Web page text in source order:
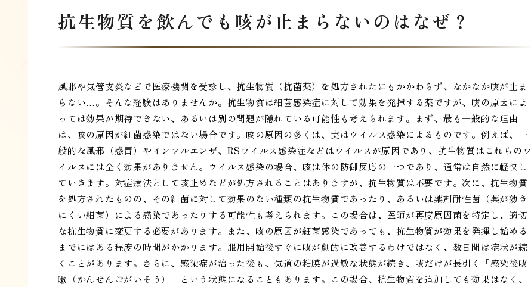
抗生物質を飲んでも咳が止まらないのはなぜ？
風邪や気管支炎などで医療機関を受診し、抗生物質（抗菌薬）を処方されたにもかかわらず、なかなか咳が止ま
らない…。そんな経験はありませんか。抗生物質は細菌感染症に対して効果を発揮する薬ですが、咳の原因によ
っては効果が期待できない、あるいは別の問題が隠れている可能性も考えられます。まず、最も一般的な理由
は、咳の原因が細菌感染ではない場合です。咳の原因の多くは、実はウイルス感染によるものです。例えば、一
般的な風邪（感冒）やインフルエンザ、RSウイルス感染症などはウイルスが原因であり、抗生物質はこれらのウ
イルスには全く効果がありません。ウイルス感染の場合、咳は体の防御反応の一つであり、通常は自然に軽快し
ていきます。対症療法として咳止めなどが処方されることはありますが、抗生物質は不要です。次に、抗生物質
を処方されたものの、その細菌に対して効果のない種類の抗生物質であったり、あるいは薬剤耐性菌（薬が効き
にくい細菌）による感染であったりする可能性も考えられます。この場合は、医師が再度原因菌を特定し、適切
な抗生物質に変更する必要があります。また、咳の原因が細菌感染であっても、抗生物質が効果を発揮し始める
までにはある程度の時間がかかります。服用開始後すぐに咳が劇的に改善するわけではなく、数日間は症状が続
くことがあります。さらに、感染症が治った後も、気道の粘膜が過敏な状態が続き、咳だけが長引く「感染後咳
嗽（かんせんごがいそう）」という状態になることもあります。この場合、抗生物質を追加しても効果はなく、